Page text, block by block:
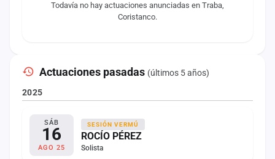
Todavía no hay actuaciones anunciadas en Traba,
Coristanco.
Actuaciones pasadas (últimos 5 años)
2025
SÁB
16
AGO 25
SESIÓN VERMÚ
ROCÍO PÉREZ
Solista